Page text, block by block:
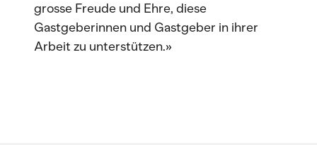
grosse Freude und Ehre, diese
Gastgeberinnen und Gastgeber in ihrer
Arbeit zu unterstützen.»